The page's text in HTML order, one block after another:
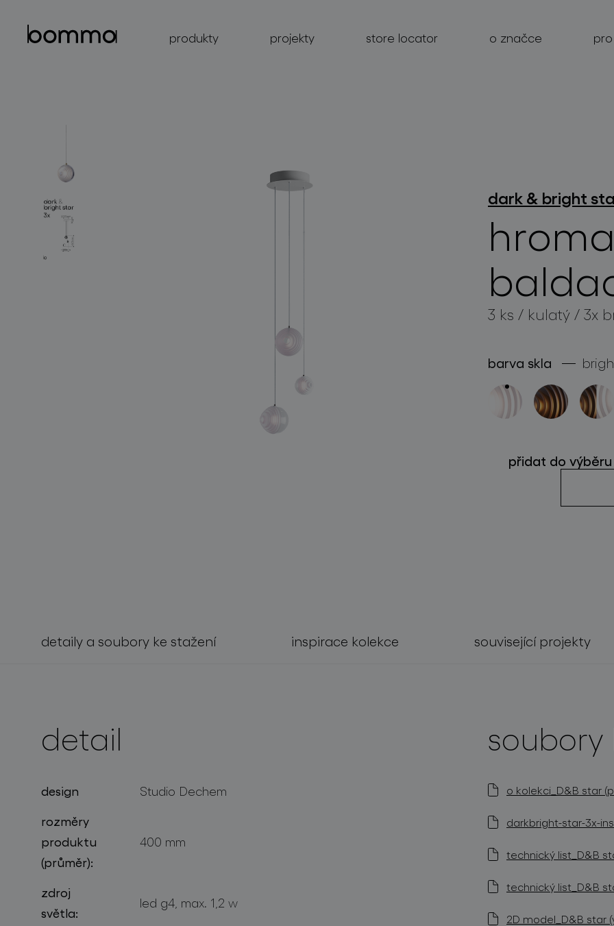
produkty projekty store locator o značce
dark & bright
3 ks / kulatý / 3x
barva skla
přidat do výběru
detaily a soubory ke stažení inspirace kolekce související projekty
detail
design Studio Dechem
rozměry
produktu
(průměr):
400 mm
zdroj
světla:
led g4, max. 1,2 w
soubory
o kolekci_D&B star
darkbright-star-3x-
technický list_D&B
technický list_D&B
2D model_D&B star